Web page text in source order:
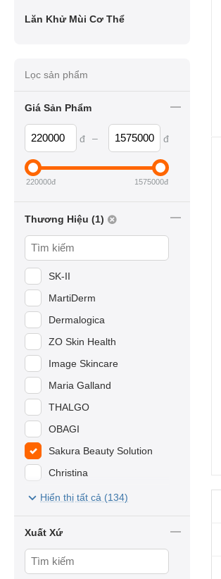
Lăn Khử Mùi Cơ Thể
Lọc sản phẩm
Giá Sản Phẩm
đ – đ
220000đ 1575000đ
Thương Hiệu (1)
SK-II
MartiDerm
Dermalogica
ZO Skin Health
Image Skincare
Maria Galland
THALGO
OBAGI
Sakura Beauty Solution
Christina
Swissline
Dr.Spiller
MD Dermatics
Hiển thị tất cả (134)
Xuất Xứ